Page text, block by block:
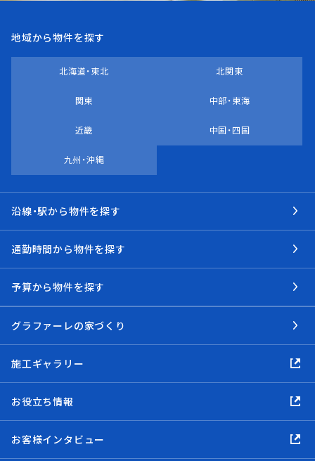
地域から物件を探す
北海道・東北 北関東
関東 中部・東海
近畿 中国・四国
九州・沖縄
沿線・駅から物件を探す
通勤時間から物件を探す
予算から物件を探す
グラファーレの家づくり
施工ギャラリー
お役立ち情報
お客様インタビュー